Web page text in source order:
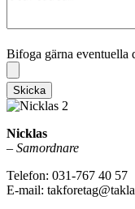
Bifoga gärna eventuella
Skicka
Nicklas
– Samordnare
Telefon: 031-767 40 57
E-mail: